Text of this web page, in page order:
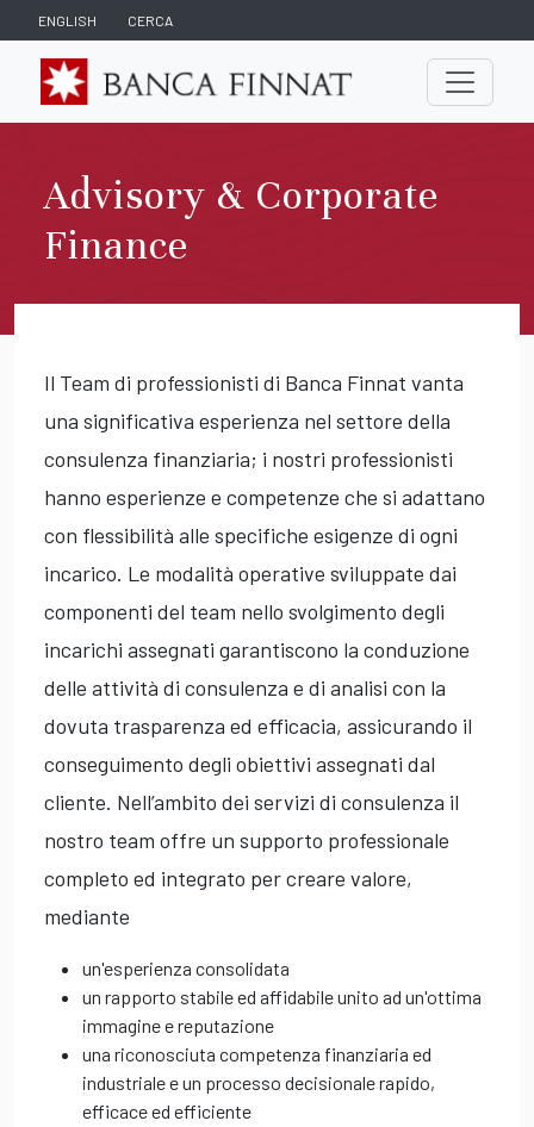
ENGLISH CERCA
Advisory & Corporate
Finance
Il Team di professionisti di Banca Finnat vanta
una significativa esperienza nel settore della
consulenza finanziaria; i nostri professionisti
hanno esperienze e competenze che si adattano
con flessibilità alle specifiche esigenze di ogni
incarico. Le modalità operative sviluppate dai
componenti del team nello svolgimento degli
incarichi assegnati garantiscono la conduzione
delle attività di consulenza e di analisi con la
dovuta trasparenza ed efficacia, assicurando il
conseguimento degli obiettivi assegnati dal
cliente. Nell’ambito dei servizi di consulenza il
nostro team offre un supporto professionale
completo ed integrato per creare valore,
mediante
un'esperienza consolidata
un rapporto stabile ed affidabile unito ad un'ottima
immagine e reputazione
una riconosciuta competenza finanziaria ed
industriale e un processo decisionale rapido,
efficace ed efficiente